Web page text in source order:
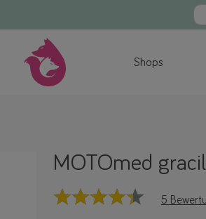
Shops
MOTOmed
5